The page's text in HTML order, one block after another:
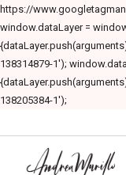
https://
window.dataLayer =
138314879-1');
138205384-1');